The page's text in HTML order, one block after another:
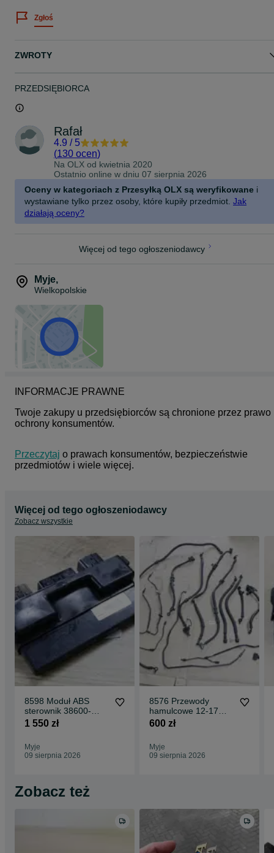
Zgłoś
ZWROTY
PRZEDSIĘBIORCA
Rafał
4.9 / 5
(130 ocen)
Na OLX od kwietnia 2020
Ostatnio online w dniu 07 sierpnia 2026
Oceny w kategoriach z Przesyłką OLX są weryfikowane i
wystawiane tylko przez osoby, które kupiły przedmiot. Jak
działają oceny?
Więcej od tego ogłoszeniodawcy
Myje,
Wielkopolskie
INFORMACJE PRAWNE
Twoje zakupy u przedsiębiorców są chronione przez prawo
ochrony konsumentów.
Przeczytaj o prawach konsumentów, bezpieczeństwie
przedmiotów i wiele więcej.
Więcej od tego ogłoszeniodawcy
Zobacz wszystkie
8598 Moduł ABS
sterownik 38600-
MCA-A71 12-17
1 550 zł
Myje
09 sierpnia 2026
8576 Przewody
hamulcowe 12-17
Honda Goldwing
600 zł
Myje
09 sierpnia 2026
Zobacz też